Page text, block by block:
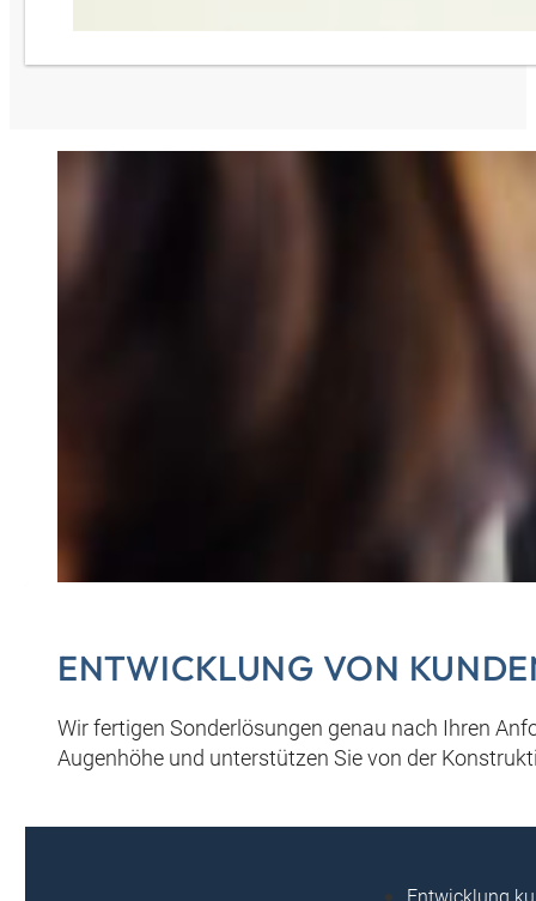
ENTWICKLUNG VON
Wir fertigen Sonderlösungen genau nach Ihren
Augenhöhe und unterstützen Sie von der